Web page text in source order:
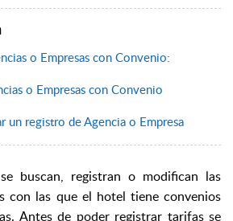
o Empresas con Convenio:
o Empresas con Convenio
un registro de Agencia o Empresa
buscan, registran o modifican las
con las que el hotel tiene convenios
Antes de poder registrar tarifas se